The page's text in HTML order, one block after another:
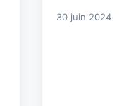
30 juin 2024